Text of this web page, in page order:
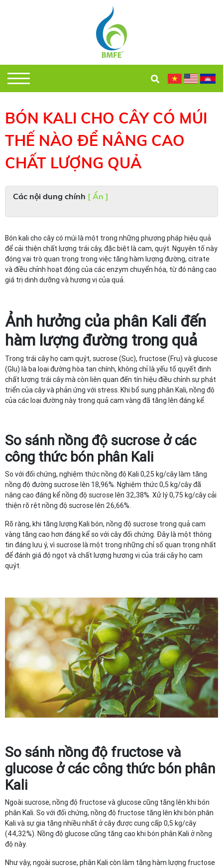
BÓN KALI CHO CÂY CÓ MÚI
THẾ NÀO ĐỂ NÂNG CAO
CHẤT LƯỢNG QUẢ
Các nội dung chính [ Ẩn ]
Bón kali cho cây có múi là một trong những phương pháp hiệu quả
để cải thiện chất lượng trái cây, đặc biệt là cam, quýt. Nguyên tố này
đóng vai trò quan trọng trong việc tăng hàm lượng đường, citrate
và điều chỉnh hoạt động của các enzym chuyển hóa, từ đó nâng cao
giá trị dinh dưỡng và hương vị của quả.
Ảnh hưởng của phân Kali đến
hàm lượng đường trong quả
Trong trái cây họ cam quýt, sucrose (Suc), fructose (Fru) và glucose
(Glu) là ba loại đường hòa tan chính, không chỉ là yếu tố quyết định
chất lượng trái cây mà còn liên quan đến tín hiệu điều chỉnh sự phát
triển của cây và phản ứng với stress. Khi bổ sung phân Kali, nồng độ
của các loại đường này trong quả cam vàng đã tăng lên đáng kể.
So sánh nồng độ sucrose ở các
công thức bón phân Kali
So với đối chứng, nghiệm thức nồng độ Kali 0,25 kg/cây làm tăng
nồng độ đường sucrose lên 18,96%. Nghiệm thức 0,5 kg/cây đã
nâng cao đáng kể nồng độ sucrose lên 32,38%. Xử lý 0,75 kg/cây cải
thiện rõ rệt nồng độ sucrose lên 26,66%.
Rõ ràng, khi tăng lượng Kali bón, nồng độ sucrose trong quả cam
vàng tăng cao hơn đáng kể so với cây đối chứng. Đây là một thông
tin đáng lưu ý, vì sucrose là một trong những chỉ số quan trọng nhất
để đánh giá độ ngọt và chất lượng hương vị của trái cây họ cam
quýt.
So sánh nồng độ fructose và
glucose ở các công thức bón phân
Kali
Ngoài sucrose, nồng độ fructose và glucose cũng tăng lên khi bón
phân Kali. So với đối chứng, nồng độ fructose tăng lên khi bón phân
Kali và sự gia tăng nhiều nhất ở cây được cung cấp 0,5 kg/cây
(44,32%). Nồng độ glucose cũng tăng cao khi bón phân Kali ở nồng
độ này.
Như vậy, ngoài sucrose, phân Kali còn làm tăng hàm lượng fructose